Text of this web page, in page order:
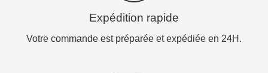
Expédition rapide
Votre commande est préparée et expédiée en 24H.